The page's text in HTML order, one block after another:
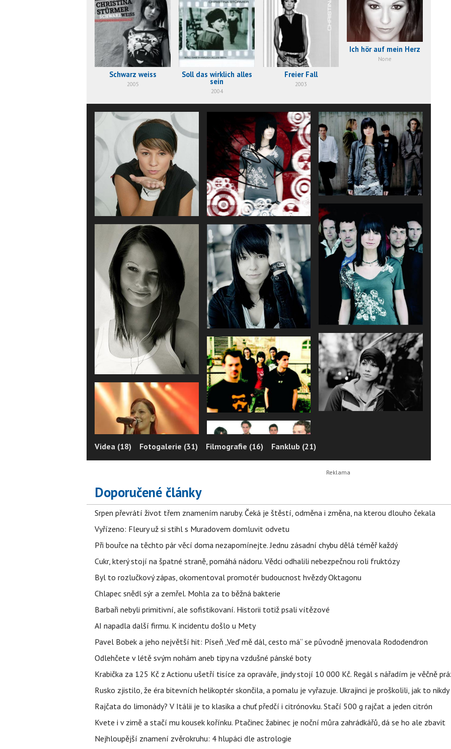
Schwarz weiss
2005
Soll das wirklich alles
sein
2004
Freier Fall
2003
Ich hör auf mein Herz
None
Videa (18) Fotogalerie (31) Filmografie (16) Fanklub (21)
Doporučené články
Srpen převrátí život třem znamením naruby. Čeká je štěstí, odměna i změna, na kterou dlouho čekala
Vyřízeno: Fleury už si stihl s Muradovem domluvit odvetu
Při bouřce na těchto pár věcí doma nezapomínejte. Jednu zásadní chybu dělá téměř každý
Cukr, který stojí na špatné straně, pomáhá nádoru. Vědci odhalili nebezpečnou roli fruktózy
Byl to rozlučkový zápas, okomentoval promotér budoucnost hvězdy Oktagonu
Chlapec snědl sýr a zemřel. Mohla za to běžná bakterie
Barbaři nebyli primitivní, ale sofistikovaní. Historii totiž psali vítězové
AI napadla další firmu. K incidentu došlo u Mety
Pavel Bobek a jeho největší hit: Píseň „Veď mě dál, cesto má“ se původně jmenovala Rododendron
Odlehčete v létě svým nohám aneb tipy na vzdušné pánské boty
Krabička za 125 Kč z Actionu ušetří tisíce za opraváře, jindy stojí 10 000 Kč. Regál s nářadím je věčně
Rusko zjistilo, že éra bitevních helikoptér skončila, a pomalu je vyřazuje. Ukrajinci je proškolili, jak to nikdy
Rajčata do limonády? V Itálii je to klasika a chuť předčí i citrónovku. Stačí 500 g rajčat a jeden citrón
Kvete i v zimě a stačí mu kousek kořínku. Ptačinec žabinec je noční můra zahrádkářů, dá se ho ale zbavit
Nejhloupější znamení zvěrokruhu: 4 hlupáci dle astrologie